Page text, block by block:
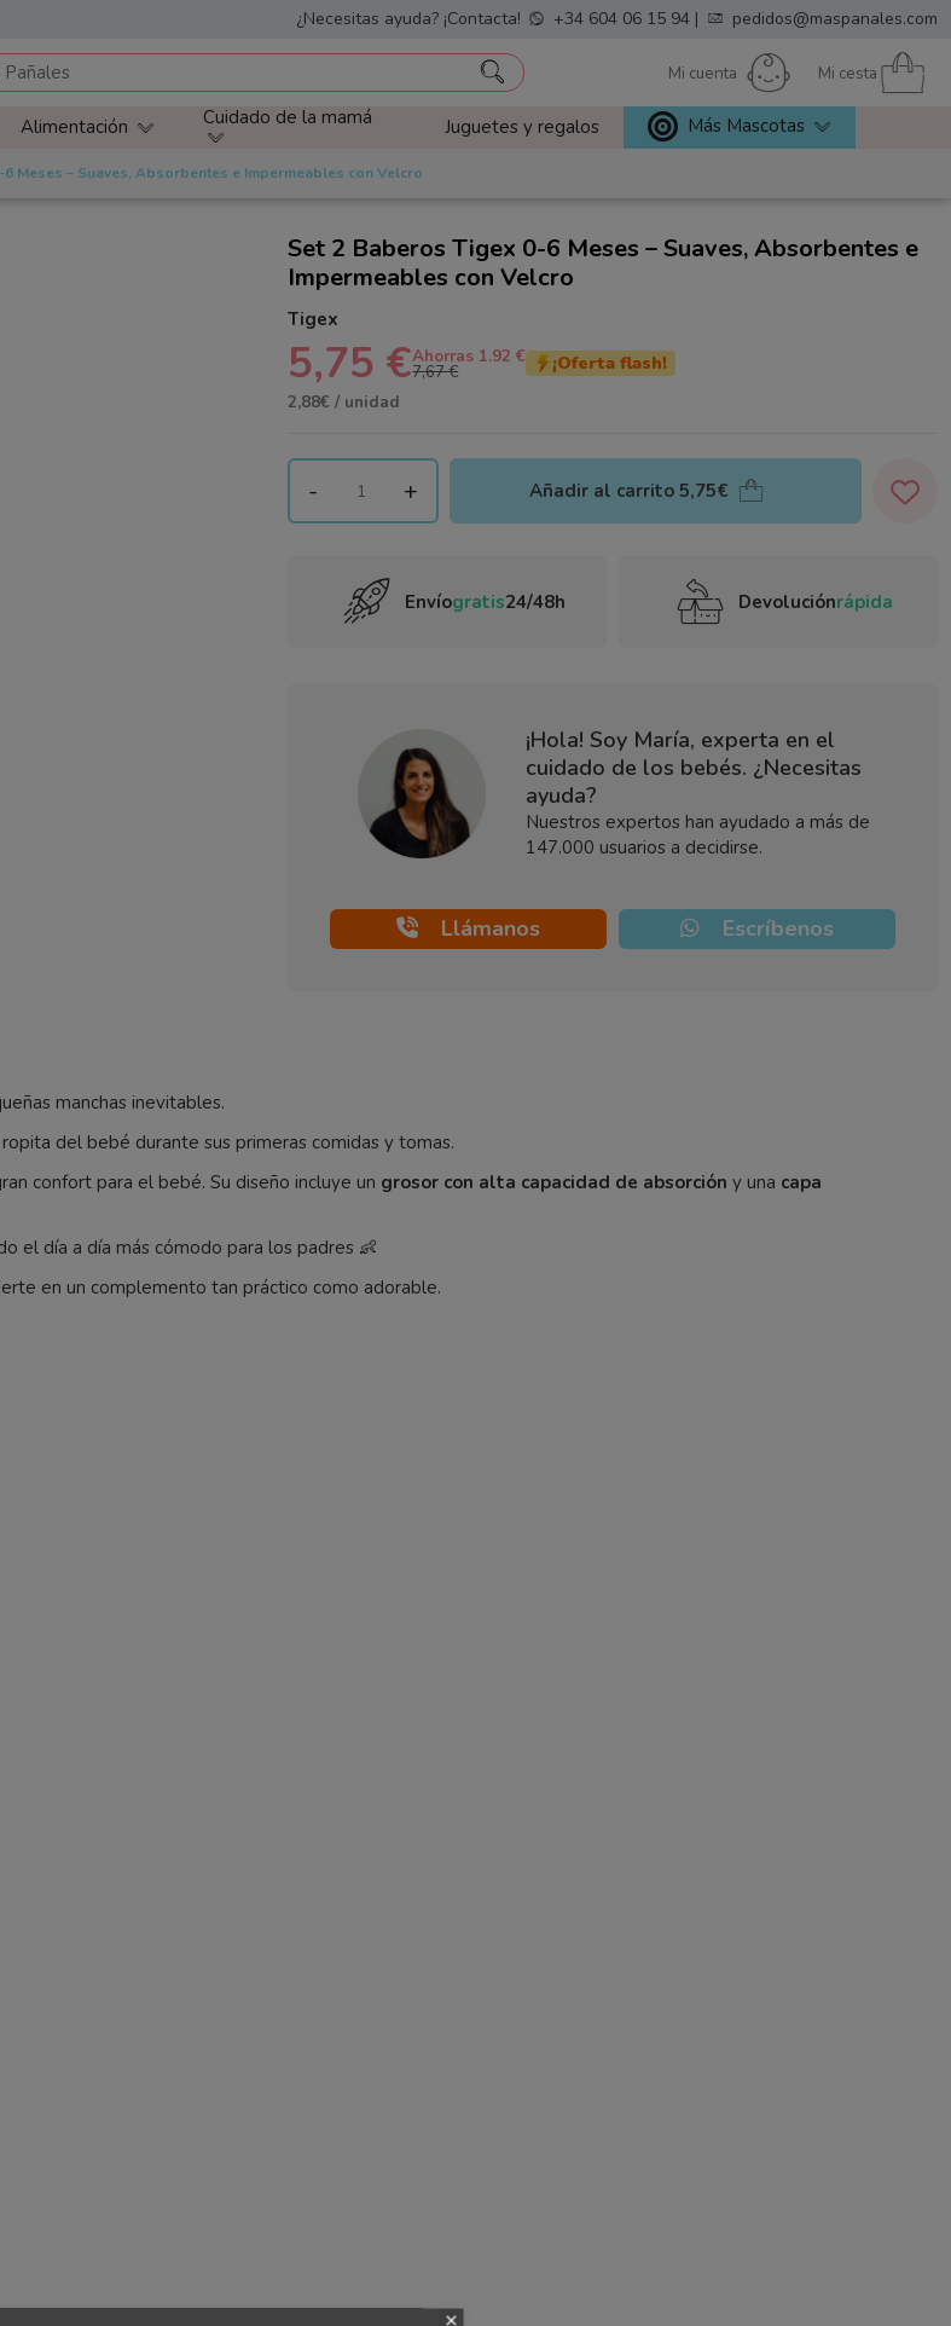
¿Necesitas ayuda? ¡Contacta! +34 604 06 15 94 | pedidos@maspanales.com
Mi cuenta Mi cesta
Alimentación Cuidado de la mamá Juguetes y regalos Más Mascotas
Meses – Suaves, Absorbentes e Impermeables con Velcro
Set 2 Baberos Tigex 0-6 Meses – Suaves, Absorbentes e
Impermeables con Velcro
Tigex
5,75 €Ahorras 1.92 €
7,67 €
¡Oferta flash!
2,88€ / unidad
- + Añadir al carrito5,75€
Envíogratis24/48h Devoluciónrápida
¡Hola! Soy María, experta en el
cuidado de los bebés. ¿Necesitas
ayuda?
Nuestros expertos han ayudado a más de
147.000 usuarios a decidirse.
Llámanos Escríbenos
manchas inevitables.
del bebé durante sus primeras comidas y tomas.
confort para el bebé. Su diseño incluye un grosor con alta capacidad de absorción y una capa
el día a día más cómodo para los padres 👶
en un complemento tan práctico como adorable.